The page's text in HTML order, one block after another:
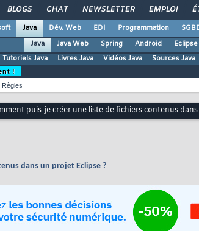
BLOGS CHAT NEWSLETTER EMPLOI
Java Dév. Web EDI Programmation
Java
Java Web Spring Android Eclipse
Tutoriels Java Livres Java Vidéos Java Sources Java
!
Règles
puis-je créer une liste de fichiers contenus
dans un projet Eclipse ?